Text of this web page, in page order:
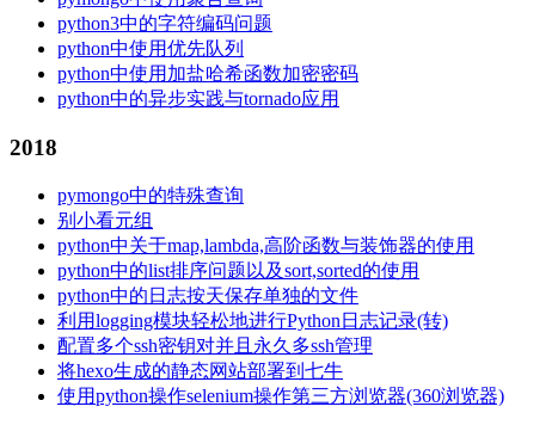
python3中的字符编码问题
python中使用优先队列
python中使用加盐哈希函数加密密码
python中的异步实践与tornado应用
2018
pymongo中的特殊查询
别小看元组
python中关于map,lambda,高阶函数与装饰器的使用
python中的list排序问题以及sort,sorted的使用
python中的日志按天保存单独的文件
利用logging模块轻松地进行Python日志记录(转)
配置多个ssh密钥对并且永久多ssh管理
将hexo生成的静态网站部署到七牛
使用python操作selenium操作第三方浏览器(360浏览器)